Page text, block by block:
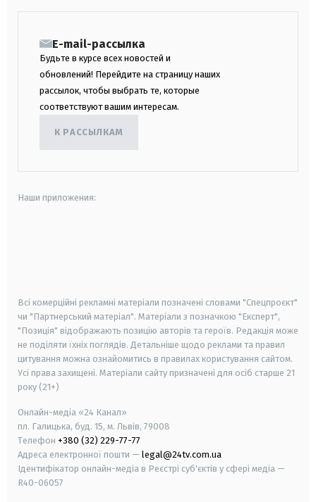
E-mail-рассылка
Будьте в курсе всех новостей и
обновлений! Перейдите на страницу наших
рассылок, чтобы выбрать те, которые
соответствуют вашим интересам.
К РАССЫЛКАМ
Наши приложения:
Всі комерційні рекламні матеріали позначені словами "Спецпроєкт"
чи "Партнерський матеріал". Матеріали з позначкою "Експерт",
"Позиція" відображають позицію авторів та героїв. Редакція може
не поділяти їхніх поглядів. Детальніше щодо реклами та правил
цитування можна ознайомитись в правилах користування сайтом.
Усі права захищені. Матеріали сайту призначені для осіб старше 21
року (21+)
Онлайн-медіа «24 Канал»
пл. Галицька, буд. 15, м. Львів, 79008
Телефон +380 (32) 229-77-77
Адреса електронної пошти — legal@24tv.com.ua
Ідентифікатор онлайн-медіа в Реєстрі суб'єктів у сфері медіа —
R40-06057